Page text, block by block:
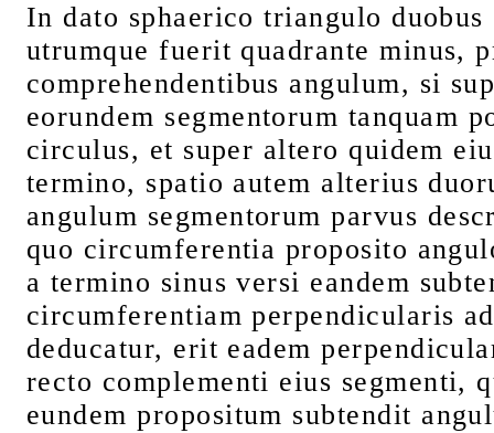
In dato sphaerico triangulo duobus
utrumque fuerit quadrante minus,
comprehendentibus angulum, si
eorundem segmentorum tanquam
circulus, et super altero quidem
termino, spatio autem alterius
angulum segmentorum parvus
quo circumferentia proposito
a termino sinus versi eandem
circumferentiam perpendicularis
deducatur, erit eadem
recto complementi eius segmenti,
eundem propositum subtendit